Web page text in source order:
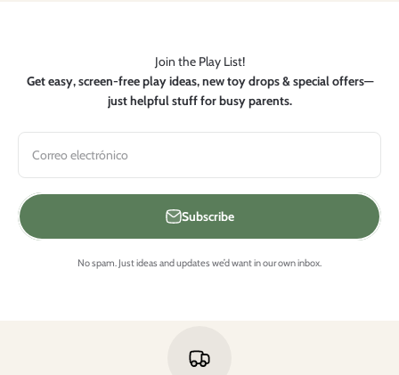
Join the Play List!
Get easy, screen-free play ideas, new toy drops & special offers—
just helpful stuff for busy parents.
Correo electrónico
Subscribe
No spam. Just ideas and updates we’d want in our own inbox.